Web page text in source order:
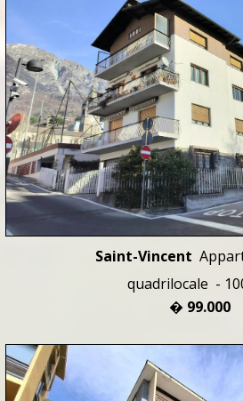
Saint-Vincent
quadrilocale -
� 99.000